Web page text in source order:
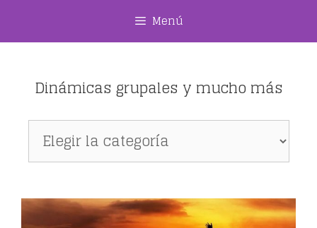
Menú
Dinámicas grupales y mucho más
Dinámicas
grupales
mucho
más